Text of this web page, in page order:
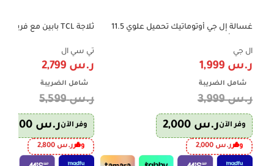
-50%
غسالة إل جي أوتوماتيك تحميل علوي 11.5
WTV11BNW
ال جي
ر.س
شامل الضريبة
ر.س3,999
وفر الآنر.س
وفرر.س 2,000
-50%
تي سي ال
ر.س
شامل الضريبة
ر.س5,599
وفر الآنر.س
وفرر.س 2,800